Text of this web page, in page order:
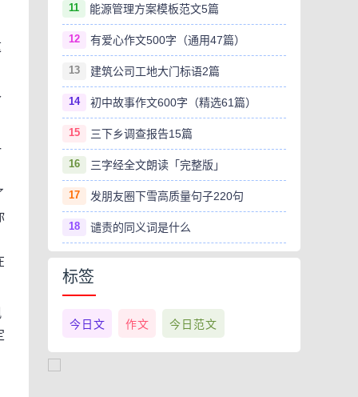
11 能源管理方案模板范文5篇
12 有爱心作文500字（通用47篇）
13 建筑公司工地大门标语2篇
14 初中故事作文600字（精选61篇）
15 三下乡调查报告15篇
16 三字经全文朗读「完整版」
17 发朋友圈下雪高质量句子220句
18 谴责的同义词是什么
标签
今日文 作文 今日范文